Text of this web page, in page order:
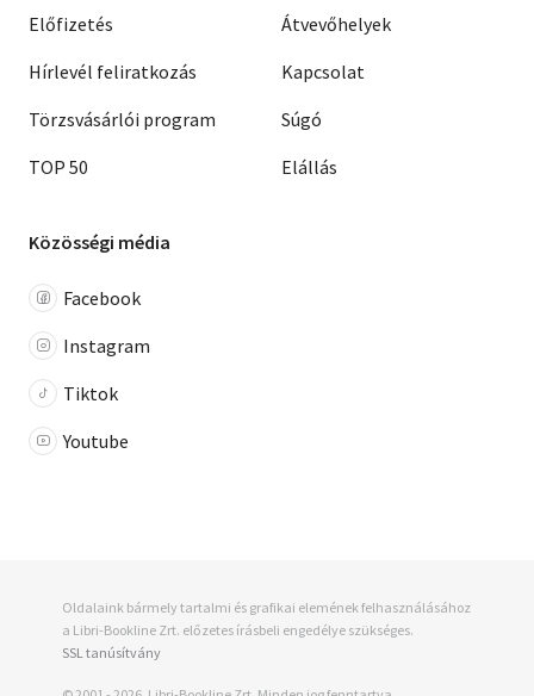
Előfizetés
Hírlevél feliratkozás
Törzsvásárlói program
TOP 50
Átvevőhelyek
Kapcsolat
Súgó
Elállás
Közösségi média
Facebook
Instagram
Tiktok
Youtube
Oldalaink bármely tartalmi és grafikai elemének felhasználásához
a Libri-Bookline Zrt. előzetes írásbeli engedélye szükséges.
SSL tanúsítvány